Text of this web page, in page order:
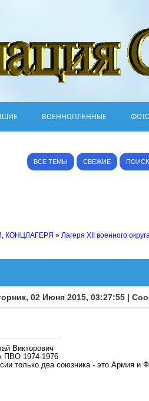
ВОЕННОПЛЕННЫЕ
ВСЕ ТЕМЫ СВЕЖИЕ ПОИСК
КОНЦЛАГЕРЯ » Лагеря XII военного
02 Июня 2015, 03:27:55 |
Викторович
ПВО 1974-1976
только два союзника - это Армия и